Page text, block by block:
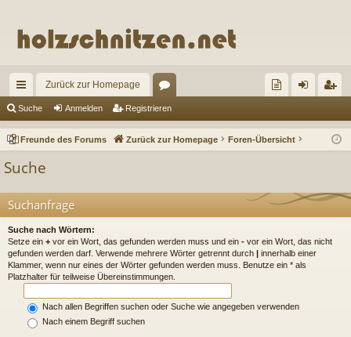
ch
ne
riff
Zurück zur Homepage
or
en un
s
ru
m
n
ist
n
Suche Anmelden Registrieren
Freunde des Forums Zurück zur Homepage Foren-Übersicht
Suche
Suchanfrage
Suche nach Wörtern:
Setze ein + vor ein Wort, das gefunden werden muss und ein - vor ein Wort, das nicht
gefunden werden darf. Verwende mehrere Wörter getrennt durch | innerhalb einer
Klammer, wenn nur eines der Wörter gefunden werden muss. Benutze ein * als
Platzhalter für teilweise Übereinstimmungen.
Nach allen Begriffen suchen oder Suche wie angegeben verwenden
Nach einem Begriff suchen